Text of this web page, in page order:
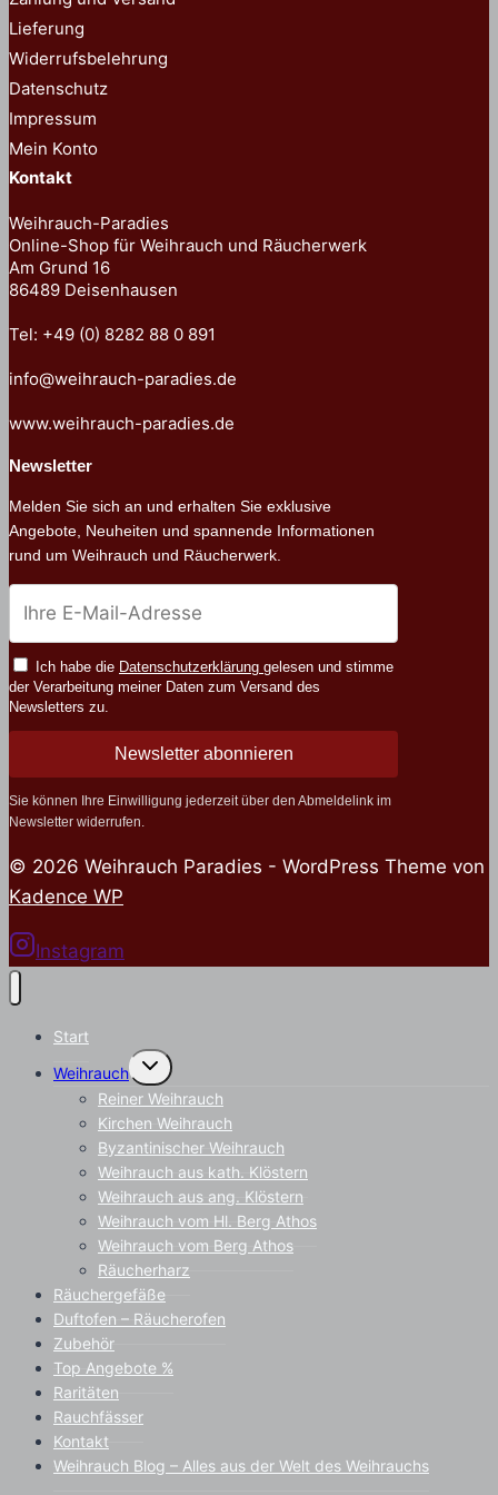
Lieferung
Widerrufsbelehrung
Datenschutz
Impressum
Mein Konto
Kontakt
Weihrauch-Paradies
Online-Shop für Weihrauch und Räucherwerk
Am Grund 16
86489 Deisenhausen
Tel: +49 (0) 8282 88 0 891
info@weihrauch-paradies.de
www.weihrauch-paradies.de
Newsletter
Melden Sie sich an und erhalten Sie exklusive
Angebote, Neuheiten und spannende Informationen
rund um Weihrauch und Räucherwerk.
Ich habe die Datenschutzerklärung gelesen und stimme
der Verarbeitung meiner Daten zum Versand des
Newsletters zu.
Newsletter abonnieren
Sie können Ihre Einwilligung jederzeit über den Abmeldelink im
Newsletter widerrufen.
© 2026 Weihrauch Paradies - WordPress Theme von
Kadence WP
Instagram
Start
Weihrauch
Untermenü
umschalten
Reiner Weihrauch
Kirchen Weihrauch
Byzantinischer Weihrauch
Weihrauch aus kath. Klöstern
Weihrauch aus ang. Klöstern
Weihrauch vom Hl. Berg Athos
Weihrauch vom Berg Athos
Räucherharz
Räuchergefäße
Duftofen – Räucherofen
Zubehör
Top Angebote %
Raritäten
Rauchfässer
Kontakt
Weihrauch Blog – Alles aus der Welt des Weihrauchs